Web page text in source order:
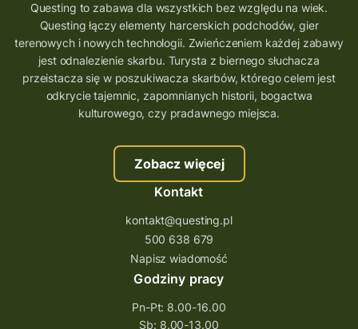
Questing to zabawa dla wszystkich bez względu na wiek.
Questing łączy elementy harcerskich podchodów, gier
terenowych i nowych technologii. Zwieńczeniem każdej zabawy
jest odnalezienie skarbu. Turysta z biernego słuchacza
przeistacza się w poszukiwacza skarbów, którego celem jest
odkrycie tajemnic, zapomnianych historii, bogactwa
kulturowego, czy pradawnego miejsca.
Zobacz więcej
Kontakt
kontakt@questing.pl
500 638 679
Napisz wiadomość
Godziny pracy
Pn-Pt: 8.00-16.00
Sb: 8.00-13.00